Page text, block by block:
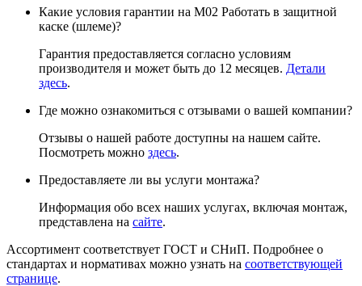
Какие условия гарантии на М02 Работать в защитной
каске (шлеме)?
Гарантия предоставляется согласно условиям
производителя и может быть до 12 месяцев. Детали
здесь.
Где можно ознакомиться с отзывами о вашей компании?
Отзывы о нашей работе доступны на нашем сайте.
Посмотреть можно здесь.
Предоставляете ли вы услуги монтажа?
Информация обо всех наших услугах, включая монтаж,
представлена на сайте.
Ассортимент соответствует ГОСТ и СНиП. Подробнее о
стандартах и нормативах можно узнать на соответствующей
странице.